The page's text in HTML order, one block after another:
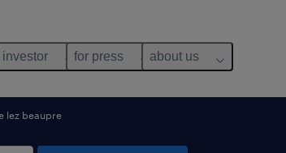
investor for press about us
lez beaupre